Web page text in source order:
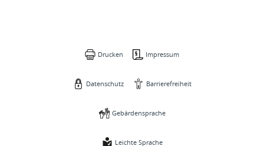
Drucken Impressum
Datenschutz Barrierefreiheit
Gebärdensprache
Leichte Sprache